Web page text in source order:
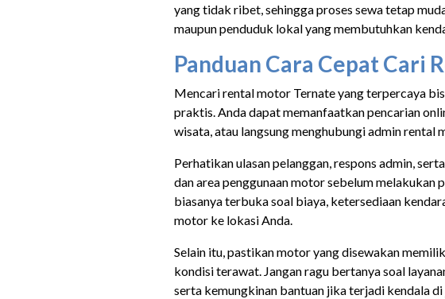
yang tidak ribet, sehingga proses sewa tetap
maupun penduduk lokal yang membutuhkan
Panduan Cara Cepat Cari
Mencari rental motor Ternate yang terpercaya
praktis. Anda dapat memanfaatkan pencarian
wisata, atau langsung menghubungi admin rental
Perhatikan ulasan pelanggan, respons admin,
dan area penggunaan motor sebelum melakukan
biasanya terbuka soal biaya, ketersediaan
motor ke lokasi Anda.
Selain itu, pastikan motor yang disewakan
kondisi terawat. Jangan ragu bertanya soal
serta kemungkinan bantuan jika terjadi kendala di